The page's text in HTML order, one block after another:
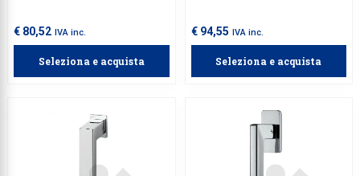
€ 80,52 IVA inc.
Seleziona e acquista
€ 94,55 IVA inc.
Seleziona e acquista